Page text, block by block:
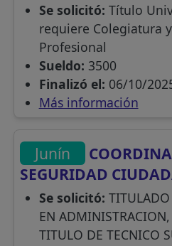
Se solicitó: Título
requiere Colegiatura
Profesional
Sueldo: 3500
Finalizó el: 06/10/
Más información
Junín
SEGURIDAD
Se solicitó:
EN
TITULO DE TECNICO